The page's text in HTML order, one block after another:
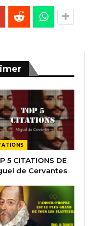
5 CITATIONS DE
de Cervantes